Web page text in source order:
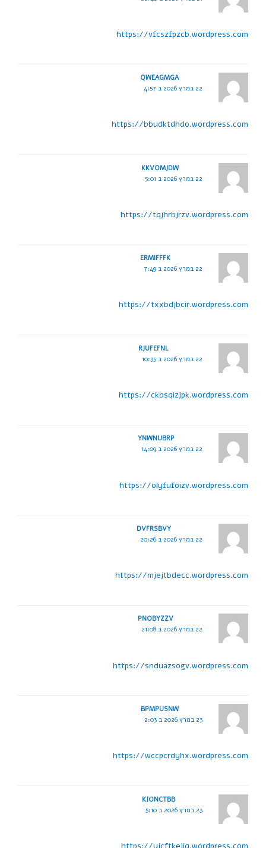
https://vfcszfpzcb.wordpress.com
QWEAGMGA
22 במרץ 2026 ב 4:57
https://bbudktdhdo.wordpress.com
KKVOMJDW
22 במרץ 2026 ב 5:01
https://tqjhrbjrzv.wordpress.com
ERMIFFFK
22 במרץ 2026 ב 7:49
https://txxbdjbcir.wordpress.com
RJUFEFNL
22 במרץ 2026 ב 10:35
https://ckbsqizjpk.wordpress.com
YNWNUBRP
22 במרץ 2026 ב 14:09
https://olyfufoizv.wordpress.com
DVFRSBVY
22 במרץ 2026 ב 20:26
https://mjejtbdecc.wordpress.com
PNOBYZZV
22 במרץ 2026 ב 21:08
https://snduazsogv.wordpress.com
BPMPUSNW
23 במרץ 2026 ב 2:03
https://wccpcrdyhx.wordpress.com
KJONCTBB
23 במרץ 2026 ב 5:10